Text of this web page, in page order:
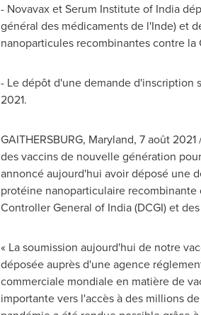
- Novavax et Serum Institute of India
général des médicaments de l'Inde) et
nanoparticules recombinantes contre la
- Le dépôt d'une demande d'inscription
2021.
GAITHERSBURG, Maryland, 7 août 2021
des vaccins de nouvelle génération
annoncé aujourd'hui avoir déposé une
protéine nanoparticulaire recombinante
Controller General of India(DCGI) et
« La soumission aujourd'hui de notre
déposée auprès d'une agence
commerciale mondiale en matière de
importante vers l'accès à des millions